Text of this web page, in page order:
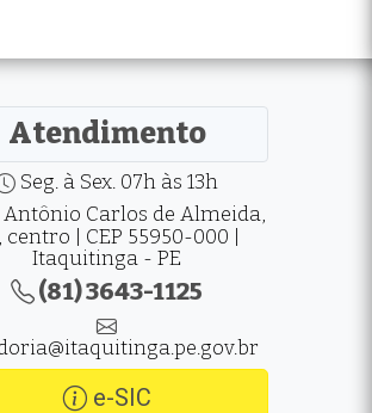
Atendimento
Seg. à Sex. 07h às 13h
Antônio Carlos de Almeida,
centro | CEP 55950-000 |
Itaquitinga - PE
(81) 3643-1125
e-SIC